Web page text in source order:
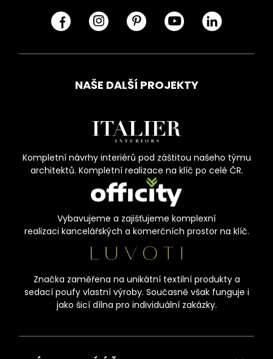
NAŠE DALŠÍ PROJEKTY
Kompletní návrhy interiérů pod záštitou našeho týmu
architektů. Kompletní realizace na klíč po celé ČR.
Vybavujeme a zajišťujeme komplexní
realizaci kancelářských a komerčních prostor na klíč.
Značka zaměřena na unikátní textilní produkty a
sedací poufy vlastní výroby. Současně však funguje i
jako šicí dílna pro individuální zakázky.